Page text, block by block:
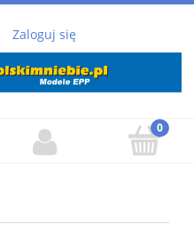
Zaloguj się